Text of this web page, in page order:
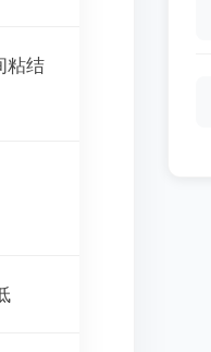
粘结